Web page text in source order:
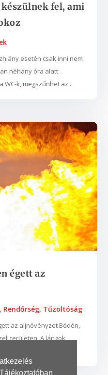
fel, ami
esetén csak inni nem
néhány óra alatt
k, megszűnhet az...
égett az
, Rendőrség, Tűzoltóság
az aljnövényzet Bödén,
területen. A lángok